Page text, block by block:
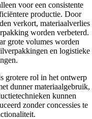
voor een consistente
productie. Door
verkort, materiaalverlies
worden verbeterd.
grote volumes worden
en logistieke
grotere rol in het ontwerp
dunner materiaalgebruik,
kunnen
zonder concessies te